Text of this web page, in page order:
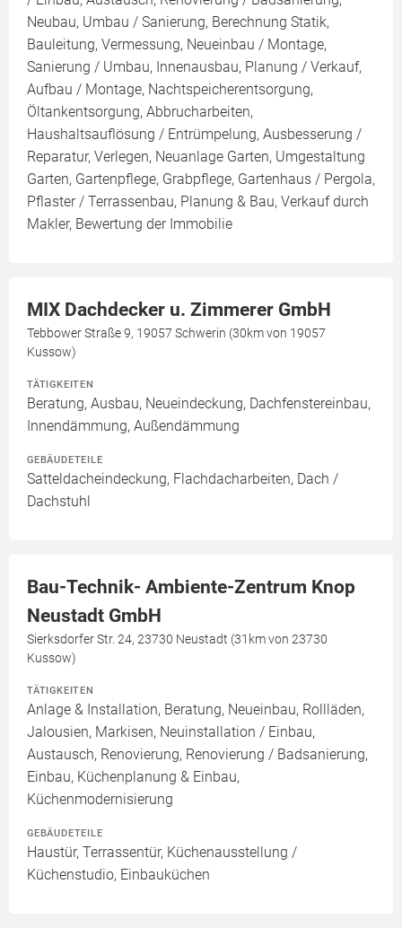
Neubau, Umbau / Sanierung, Berechnung Statik,
Bauleitung, Vermessung, Neueinbau / Montage,
Sanierung / Umbau, Innenausbau, Planung / Verkauf,
Aufbau / Montage, Nachtspeicherentsorgung,
Öltankentsorgung, Abbrucharbeiten,
Haushaltsauflösung / Entrümpelung, Ausbesserung /
Reparatur, Verlegen, Neuanlage Garten, Umgestaltung
Garten, Gartenpflege, Grabpflege, Gartenhaus / Pergola,
Pflaster / Terrassenbau, Planung & Bau, Verkauf durch
Makler, Bewertung der Immobilie
MIX Dachdecker u. Zimmerer GmbH
Tebbower Straße 9, 19057 Schwerin (30km von 19057
Kussow)
TÄTIGKEITEN
Beratung, Ausbau, Neueindeckung, Dachfenstereinbau,
Innendämmung, Außendämmung
GEBÄUDETEILE
Satteldacheindeckung, Flachdacharbeiten, Dach /
Dachstuhl
Bau-Technik- Ambiente-Zentrum Knop
Neustadt GmbH
Sierksdorfer Str. 24, 23730 Neustadt (31km von 23730
Kussow)
TÄTIGKEITEN
Anlage & Installation, Beratung, Neueinbau, Rollläden,
Jalousien, Markisen, Neuinstallation / Einbau,
Austausch, Renovierung, Renovierung / Badsanierung,
Einbau, Küchenplanung & Einbau,
Küchenmodernisierung
GEBÄUDETEILE
Haustür, Terrassentür, Küchenausstellung /
Küchenstudio, Einbauküchen